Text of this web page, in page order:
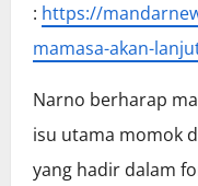
: https://
mamasa-akan-
Narno berharap
isu utama momok
yang hadir dalam